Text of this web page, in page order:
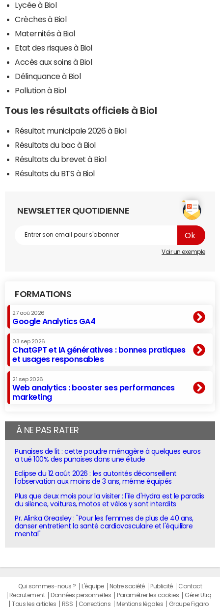
Lycée à Biol
Crèches à Biol
Maternités à Biol
Etat des risques à Biol
Accès aux soins à Biol
Délinquance à Biol
Pollution à Biol
Tous les résultats officiels à Biol
Résultat municipale 2026 à Biol
Résultats du bac à Biol
Résultats du brevet à Biol
Résultats du BTS à Biol
NEWSLETTER QUOTIDIENNE
Voir un exemple
FORMATIONS
27 aoû 2026
Google Analytics GA4
03 sep 2026
ChatGPT et IA génératives : bonnes pratiques
et usages responsables
21 sep 2026
Web analytics : booster ses performances
marketing
À NE PAS RATER
Punaises de lit : cette poudre ménagère à quelques euros
a tué 100% des punaises dans une étude
Eclipse du 12 août 2026 : les autorités déconseillent
l'observation aux moins de 3 ans, même équipés
Plus que deux mois pour la visiter : l'île d'Hydra est le paradis
du silence, voitures, motos et vélos y sont interdits
Pr. Alinka Greasley : "Pour les femmes de plus de 40 ans,
danser entretient la santé cardiovasculaire et l'équilibre
mental"
Qui sommes-nous ? L'équipe Notre société Publicité
Contact
Recrutement
Données personnelles Paramétrer les cookies
Gérer Utiq
Tous les articles
RSS Corrections Mentions légales Groupe Figaro